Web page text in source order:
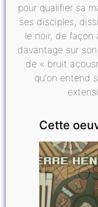
pour qualifier sa
ses disciples,
le noir, de
davantage sur
de « bruit
qu'on entend
Cette